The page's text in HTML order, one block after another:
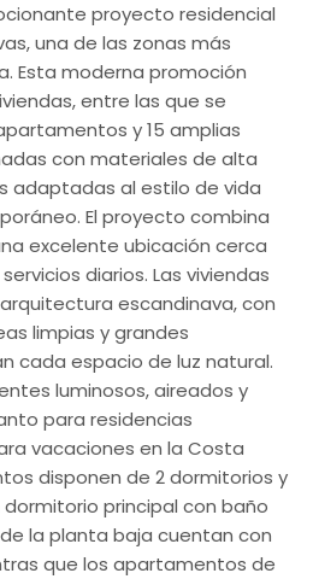
proyecto residencial
una de las zonas más
Esta moderna promoción
entre las que se
y 15 amplias
con materiales de alta
adaptadas al estilo de vida
El proyecto combina
excelente ubicación cerca
diarios. Las viviendas
escandinava, con
limpias y grandes
cada espacio de luz natural.
luminosos, aireados y
para residencias
vacaciones en la Costa
disponen de 2 dormitorios y
dormitorio principal con baño
la planta baja cuentan con
que los apartamentos de